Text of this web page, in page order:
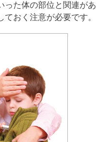
った体の部位と関連があ
おく注意が必要です。